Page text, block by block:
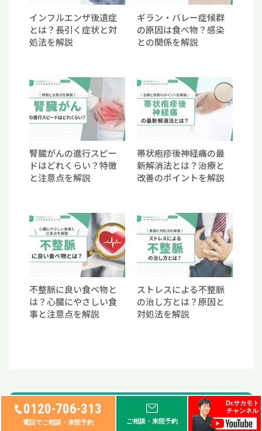
0120-706-313
電話でご相談・来院予約 ご相談・来院予約
Dr.サカモト
チャンネル
インフルエンザ後遺症
とは？長引く症状と対
処法を解説
ギラン・バレー症候群
の原因は食べ物？感染
との関係を解説
腎臓がんの進行スピー
ドはどれくらい？特徴
と注意点を解説
帯状疱疹後神経痛の最
新解消法とは？治療と
改善のポイントを解説
不整脈に良い食べ物と
は？心臓にやさしい食
事と注意点を解説
ストレスによる不整脈
の治し方とは？原因と
対処法を解説
キーワード検索